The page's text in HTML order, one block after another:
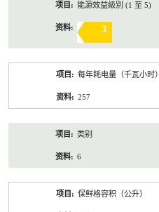
能源效益級別 (1 至 5)
3
每年耗电量（千瓦小时）
257
类别
6
保鲜格容积（公升）